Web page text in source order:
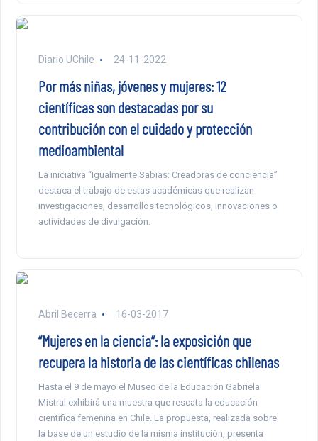
Diario UChile 24-11-2022
Por más niñas, jóvenes y mujeres: 12
científicas son destacadas por su
contribución con el cuidado y protección
medioambiental
La iniciativa “Igualmente Sabias: Creadoras de conciencia”
destaca el trabajo de estas académicas que realizan
investigaciones, desarrollos tecnológicos, innovaciones o
actividades de divulgación.
Abril Becerra 16-03-2017
“Mujeres en la ciencia”: la exposición que
recupera la historia de las científicas chilenas
Hasta el 9 de mayo el Museo de la Educación Gabriela
Mistral exhibirá una muestra que rescata la educación
científica femenina en Chile. La propuesta, realizada sobre
la base de un estudio de la misma institución, presenta